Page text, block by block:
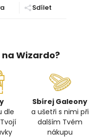
Sdílet
Wizardo?
dle
Sbírej Galeony
a ušetři s nimi při
dalším Tvém
nákupu